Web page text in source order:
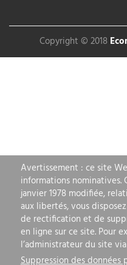
Copyright © 2018
Avertissement : ce site
informations nominatives.
janvier 1978 modifiée,
aux libertés, vous
de rectification et de
en ligne sur ce site. Pour
l’administrateur du site
Suppression des données